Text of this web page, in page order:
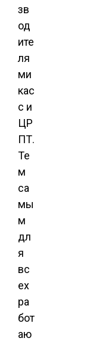
зв
од
ите
ля
ми
кас
с и
ЦР
ПТ.
Те
м
са
мы
м
дл
я
вс
ех
ра
бот
аю